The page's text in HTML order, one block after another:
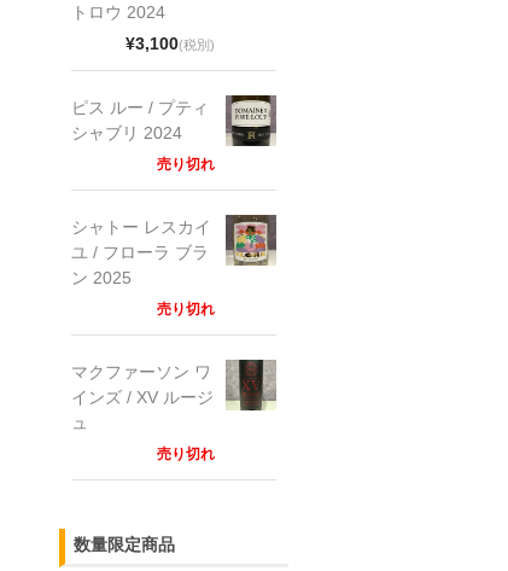
トロウ 2024
¥3,100(税別)
ピス ルー / プティ
シャブリ 2024
売り切れ
シャトー レスカイ
ユ / フローラ ブラ
ン 2025
売り切れ
マクファーソン ワ
インズ / XV ルージ
ュ
売り切れ
数量限定商品